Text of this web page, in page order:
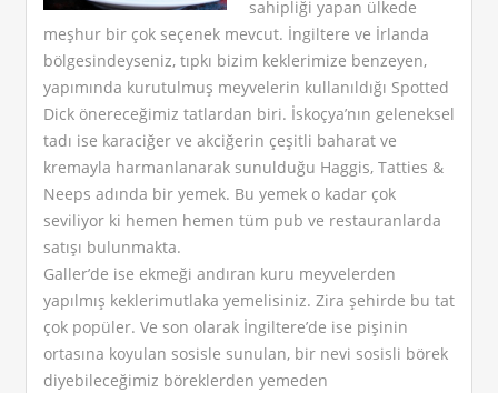
sahipliği yapan ülkede
meşhur bir çok seçenek mevcut. İngiltere ve İrlanda
bölgesindeyseniz, tıpkı bizim keklerimize benzeyen,
yapımında kurutulmuş meyvelerin kullanıldığı Spotted
Dick önereceğimiz tatlardan biri. İskoçya’nın geleneksel
tadı ise karaciğer ve akciğerin çeşitli baharat ve
kremayla harmanlanarak sunulduğu Haggis, Tatties &
Neeps adında bir yemek. Bu yemek o kadar çok
seviliyor ki hemen hemen tüm pub ve restauranlarda
satışı bulunmakta.
Galler’de ise ekmeği andıran kuru meyvelerden
yapılmış keklerimutlaka yemelisiniz. Zira şehirde bu tat
çok popüler. Ve son olarak İngiltere’de ise pişinin
ortasına koyulan sosisle sunulan, bir nevi sosisli börek
diyebileceğimiz böreklerden yemeden